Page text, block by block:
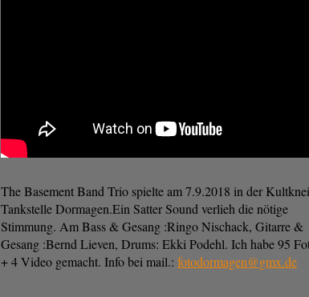
The Basement Band Trio spielte am 7.9.2018 in der
Tankstelle Dormagen.Ein Satter Sound verlieh die nötige
Stimmung. Am Bass & Gesang :Ringo Nischack, Gitarre &
Gesang :Bernd Lieven, Drums: Ekki Podehl. Ich habe 95
+ 4 Video gemacht. Info bei mail.: fotodormagen@gmx.de